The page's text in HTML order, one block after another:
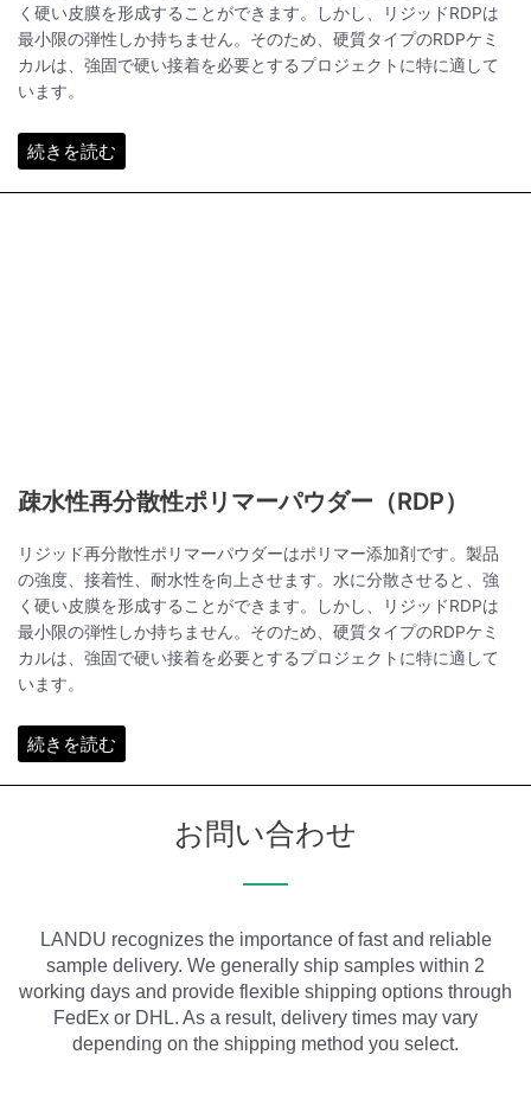
く硬い皮膜を形成することができます。しかし、リジッドRDPは
最小限の弾性しか持ちません。そのため、硬質タイプのRDPケミ
カルは、強固で硬い接着を必要とするプロジェクトに特に適して
います。
続きを読む
疎水性再分散性ポリマーパウダー（RDP）
リジッド再分散性ポリマーパウダーはポリマー添加剤です。製品
の強度、接着性、耐水性を向上させます。水に分散させると、強
く硬い皮膜を形成することができます。しかし、リジッドRDPは
最小限の弾性しか持ちません。そのため、硬質タイプのRDPケミ
カルは、強固で硬い接着を必要とするプロジェクトに特に適して
います。
続きを読む
お問い合わせ
LANDU recognizes the importance of fast and reliable
sample delivery. We generally ship samples within 2
working days and provide flexible shipping options through
FedEx or DHL. As a result, delivery times may vary
depending on the shipping method you select.